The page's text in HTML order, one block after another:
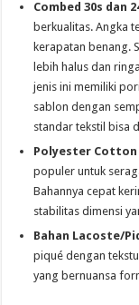
Combed 30s dan
berkualitas. Angka
kerapatan benang.
lebih halus dan
jenis ini memiliki
sablon dengan
standar tekstil bisa
Polyester Cotton
populer untuk
Bahannya cepat
stabilitas dimensi
Bahan Lacoste/
piqué dengan
yang bernuansa